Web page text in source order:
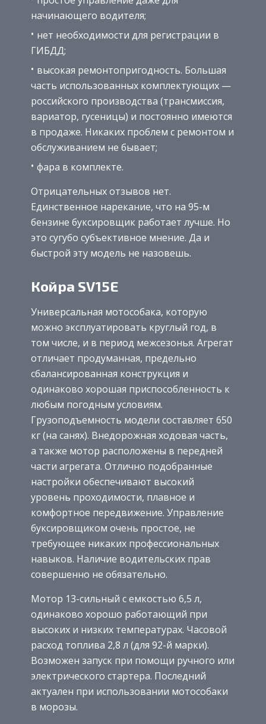
начинающего водителя;
нет необходимости для регистрации в
ГИБДД;
высокая ремонтопригодность. Большая
часть использованных комплектующих —
российского производства (трансмиссия,
вариатор, гусеницы) и постоянно имеются
в продаже. Никаких проблем с ремонтом и
обслуживанием не бывает;
фара в комплекте.
Отрицательных отзывов нет.
Единственное нарекание, что на 95-м
бензине буксировщик работает лучше. Но
это сугубо субъективное мнение. Да и
быстрой эту модель не назовешь.
Койра SV15E
Универсальная мотособака, которую
можно эксплуатировать круглый год, в
том числе, и в период межсезонья. Агрегат
отличает продуманная, предельно
сбалансированная конструкция и
одинаково хорошая приспособленность к
любым погодным условиям.
Грузоподъемность модели составляет 650
кг (на санях). Внедорожная ходовая часть,
а также мотор расположены в передней
части агрегата. Отлично подобранные
настройки обеспечивают высокий
уровень проходимости, плавное и
комфортное передвижение. Управление
буксировщиком очень простое, не
требующее никаких профессиональных
навыков. Наличие водительских прав
совершенно не обязательно.
Мотор 13-сильный с емкостью 6,5 л,
одинаково хорошо работающий при
высоких и низких температурах. Часовой
расход топлива 2,8 л (для 92-й марки).
Возможен запуск при помощи ручного или
электрического стартера. Последний
актуален при использовании мотособаки
в морозы.